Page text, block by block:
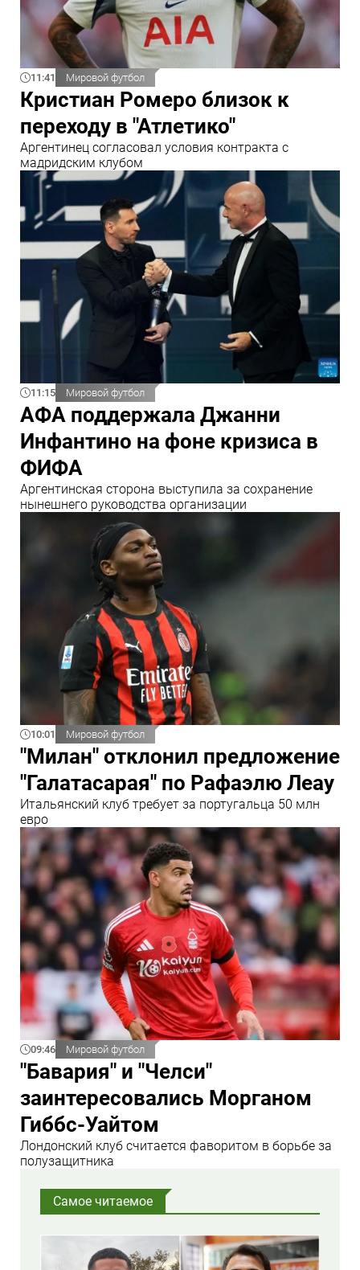
11:41 Мировой футбол
Кристиан Ромеро близок к
переходу в "Атлетико"
Аргентинец согласовал условия контракта с
мадридским клубом
11:15 Мировой футбол
АФА поддержала Джанни
Инфантино на фоне кризиса в
ФИФА
Аргентинская сторона выступила за сохранение
нынешнего руководства организации
10:01 Мировой футбол
"Милан" отклонил предложение
"Галатасарая" по Рафаэлю Леау
Итальянский клуб требует за португальца 50 млн
евро
09:46 Мировой футбол
"Бавария" и "Челси"
заинтересовались Морганом
Гиббс-Уайтом
Лондонский клуб считается фаворитом в борьбе за
полузащитника
Самое читаемое